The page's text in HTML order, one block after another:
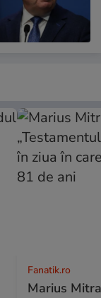
Fanatik.ro
Marius